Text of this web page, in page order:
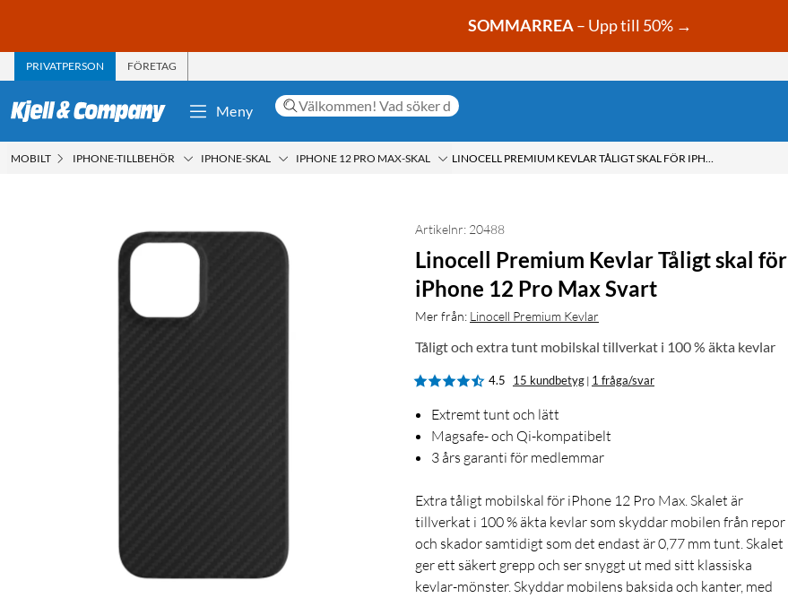
SOMMARREA– Upp till 50% →
PRIVATPERSON FÖRETAG
Meny
MOBILT IPHONE-TILLBEHÖR IPHONE-SKAL IPHONE 12 PRO MAX-SKAL LINOCELL PREMIUM KEVLAR TÅLIGT SKAL FÖR IPHONE 12 PRO MAX SVART
Artikelnr: 20488
Linocell Premium Kevlar Tåligt skal för
iPhone 12 Pro Max Svart
Mer från: Linocell Premium Kevlar
Tåligt och extra tunt mobilskal tillverkat i 100 % äkta kevlar
4.5 15 kundbetyg | 1 fråga/svar
Extremt tunt och lätt
Magsafe- och Qi-kompatibelt
3 års garanti för medlemmar
Extra tåligt mobilskal för iPhone 12 Pro Max. Skalet är
tillverkat i 100 % äkta kevlar som skyddar mobilen från repor
och skador samtidigt som det endast är 0,77 mm tunt. Skalet
ger ett säkert grepp och ser snyggt ut med sitt klassiska
kevlar-mönster. Skyddar mobilens baksida och kanter, med